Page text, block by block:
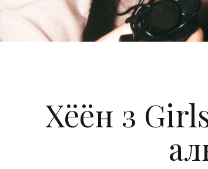
Хёён з